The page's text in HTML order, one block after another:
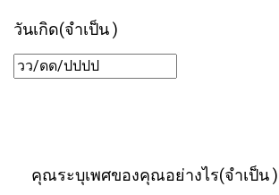
วันเกิด(จำเป็น )
DD/MM/YYYY
คุณระบุเพศของคุณอย่างไร(จำเป็น )